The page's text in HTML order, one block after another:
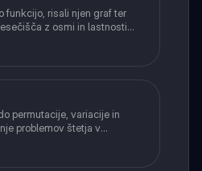
funkcijo, risali njen graf ter
z osmi in lastnosti
permutacije, variacije in
problemov štetja v